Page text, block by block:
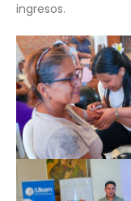
ingresos.